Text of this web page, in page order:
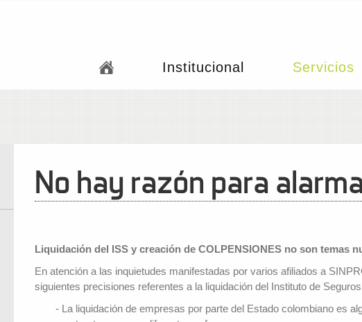
Institucional Servicios
No hay razón para
Liquidación del ISS y creación de COLPENSIONES no son temas
En atención a las inquietudes manifestadas por varios afiliados a
siguientes precisiones referentes a la liquidación del Instituto de
- La liquidación de empresas por parte del Estado colombiano es